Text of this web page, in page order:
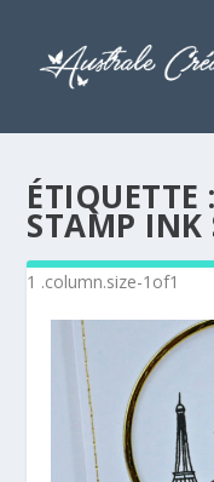
ÉTIQUETTE :
STAMP INK